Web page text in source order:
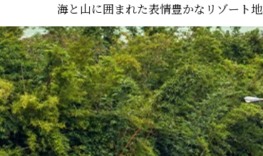
海と山に囲まれた表情豊かなリゾート地